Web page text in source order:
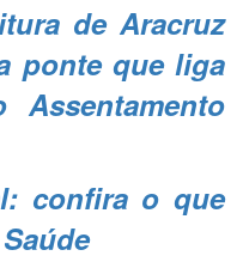
de Aracruz
ponte que liga
confira o que